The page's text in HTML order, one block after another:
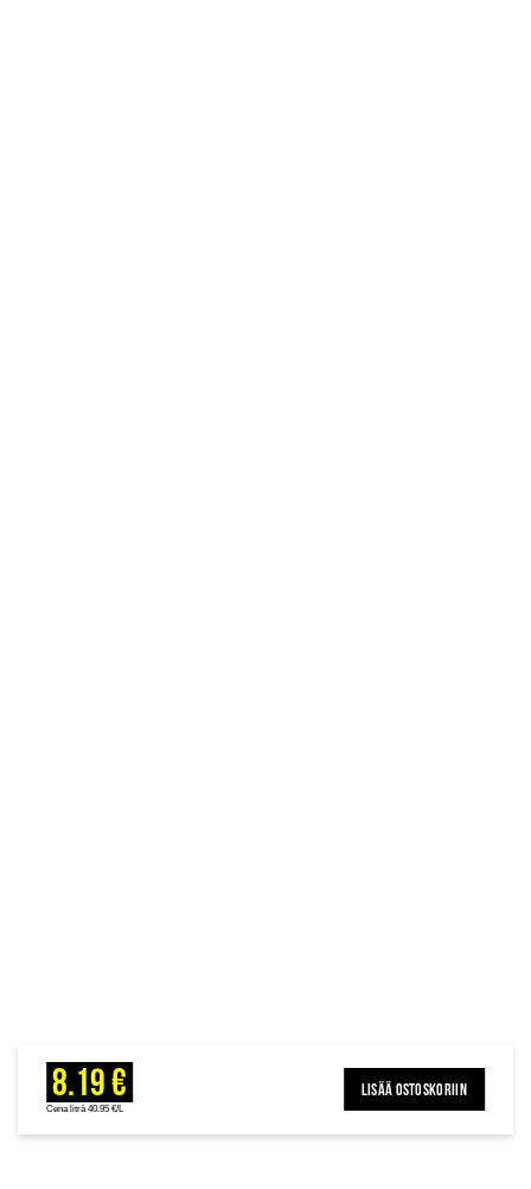
8.19 €
Cena litrā 40.95 €/L
LISÄÄ OSTOSKORIIN